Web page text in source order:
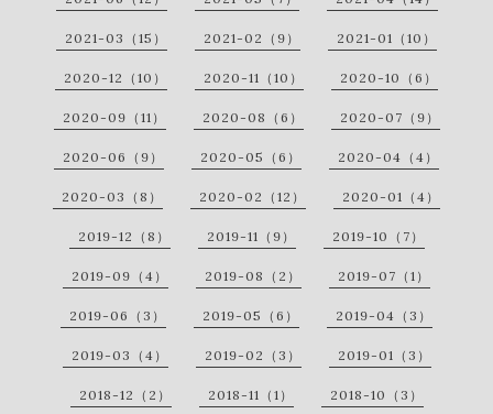
2021-03（15） 2021-02（9） 2021-01（10）
2020-12（10） 2020-11（10） 2020-10（6）
2020-09（11） 2020-08（6） 2020-07（9）
2020-06（9） 2020-05（6） 2020-04（4）
2020-03（8） 2020-02（12） 2020-01（4）
2019-12（8） 2019-11（9） 2019-10（7）
2019-09（4） 2019-08（2） 2019-07（1）
2019-06（3） 2019-05（6） 2019-04（3）
2019-03（4） 2019-02（3） 2019-01（3）
2018-12（2） 2018-11（1） 2018-10（3）